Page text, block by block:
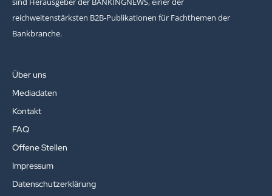
reichweitenstärksten B2B-Publikationen für Fachthemen der
Bankbranche.
Über uns
Mediadaten
Kontakt
FAQ
Offene Stellen
Impressum
Datenschutzerklärung